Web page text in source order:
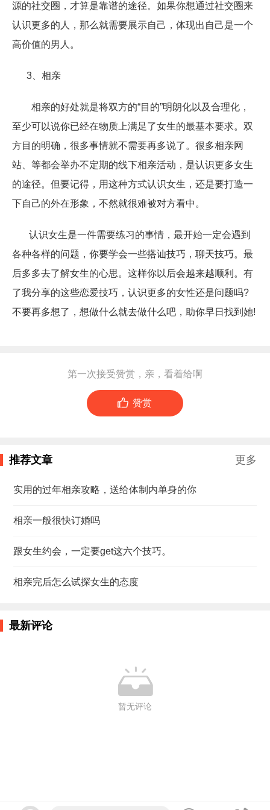
源的社交圈，才算是靠谱的途径。如果你想通过社交圈来
认识更多的人，那么就需要展示自己，体现出自己是一个
高价值的男人。
3、相亲
相亲的好处就是将双方的“目的”明朗化以及合理化，
至少可以说你已经在物质上满足了女生的最基本要求。双
方目的明确，很多事情就不需要再多说了。很多相亲网
站、等都会举办不定期的线下相亲活动，是认识更多女生
的途径。但要记得，用这种方式认识女生，还是要打造一
下自己的外在形象，不然就很难被对方看中。
认识女生是一件需要练习的事情，最开始一定会遇到
各种各样的问题，你要学会一些搭讪技巧 ， 聊天技巧。最
后多多去了解女生的心思。这样你以后会越来越顺利。有
了我分享的这些恋爱技巧，认识更多的女性还是问题吗?
不要再多想了，想做什么就去做什么吧，助你早日找到她!
第一次接受赞赏，亲，看着给啊
 赞赏
推荐文章 更多
实用的过年相亲攻略，送给体制内单身的你
相亲一般很快订婚吗
跟女生约会，一定要get这六个技巧。
相亲完后怎么试探女生的态度
最新评论

暂无评论